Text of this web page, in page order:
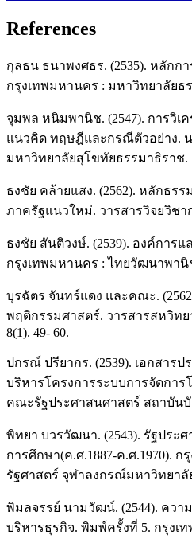
References
กุลธน ธนาพงศธร. (2535). หลักก
กรุงเทพมหานคร : มหาวิทยาลัยธ
จุมพล หนิมพานิช. (2547). การวิเ
แนวคิด ทฤษฎีและกรณีตัวอย่าง.
มหาวิทยาลัยสุโขทัยธรรมาธิราช.
ธงชัย คล้ายแสง. (2562). หลักธร
ภาครัฐแนวใหม่. วารสารวิจยวิชาก
ธงชัย สันติวงษ์. (2539). องค์การแ
กรุงเทพมหานคร : ไทยวัฒนาพานิ
บุรฉัตร จันทร์แดง และคณะ.
พฤติกรรมศาสตร์. วารสารสหวิท
8(1). 49- 60.
ปกรณ์ ปรียากร. (2539). เอกสาร
บริหารโครงการระบบการจัดการ
คณะรัฐประศาสนศาสตร์ สถาบั
พิทยา บวรวัฒนา. (2543). รัฐประ
การศึกษา(ค.ศ.1887-ค.ศ.1970).
รัฐศาสตร์ จุฬาลงกรณ์มหาวิทยาลั
พิมลจรรย์ นามวัฒน์. (2544). ควา
บริหารธุรกิจ. พิมพ์ครั้งที่ 5. กรุงเ